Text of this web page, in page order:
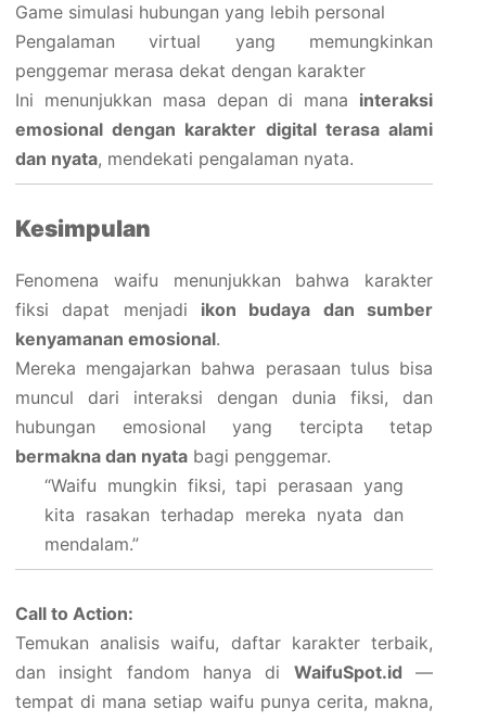
Game simulasi hubungan yang lebih personal
Pengalaman virtual yang memungkinkan
penggemar merasa dekat dengan karakter
Ini menunjukkan masa depan di mana interaksi
emosional dengan karakter digital terasa alami
dan nyata, mendekati pengalaman nyata.
Kesimpulan
Fenomena waifu menunjukkan bahwa karakter
fiksi dapat menjadi ikon budaya dan sumber
kenyamanan emosional.
Mereka mengajarkan bahwa perasaan tulus bisa
muncul dari interaksi dengan dunia fiksi, dan
hubungan emosional yang tercipta tetap
bermakna dan nyata bagi penggemar.
“Waifu mungkin fiksi, tapi perasaan yang
kita rasakan terhadap mereka nyata dan
mendalam.”
Call to Action:
Temukan analisis waifu, daftar karakter terbaik,
dan insight fandom hanya di WaifuSpot.id —
tempat di mana setiap waifu punya cerita, makna,